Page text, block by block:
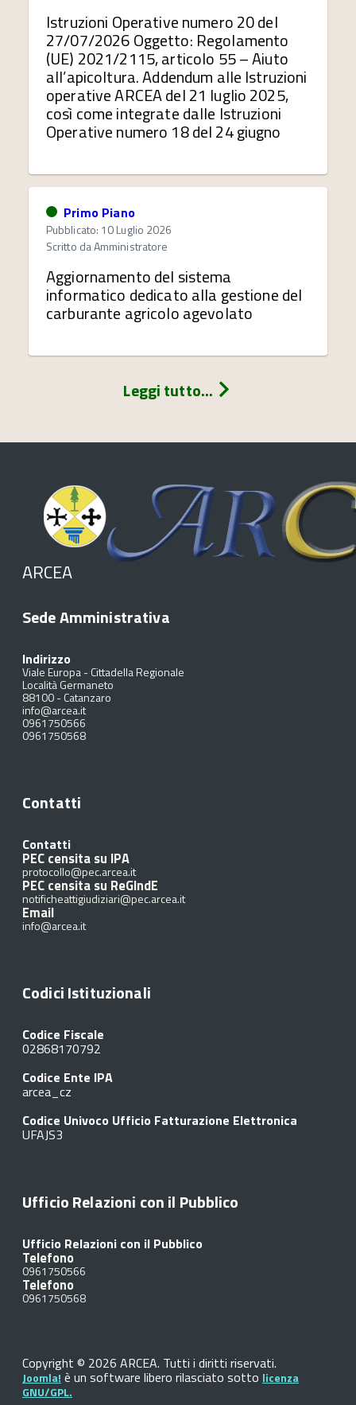
Istruzioni Operative numero 20 del
27/07/2026 Oggetto: Regolamento
(UE) 2021/2115, articolo 55 – Aiuto
all’apicoltura. Addendum alle Istruzioni
operative ARCEA del 21 luglio 2025,
così come integrate dalle Istruzioni
Operative numero 18 del 24 giugno
Primo Piano
Pubblicato: 10 Luglio 2026
Scritto daAmministratore
Aggiornamento del sistema
informatico dedicato alla gestione del
carburante agricolo agevolato
Leggi tutto...
ARCEA
Sede Amministrativa
Indirizzo
Viale Europa - Cittadella Regionale
Località Germaneto
88100-Catanzaro
info@arcea.it
0961750566
0961750568
Contatti
Contatti
PEC censita su IPA
protocollo@pec.arcea.it
PEC censita su ReGIndE
notificheattigiudiziari@pec.arcea.it
Email
info@arcea.it
Codici Istituzionali
Codice Fiscale
02868170792
Codice Ente IPA
arcea_cz
Codice Univoco Ufficio Fatturazione Elettronica
UFAJS3
Ufficio Relazioni con il Pubblico
Ufficio Relazioni con il Pubblico
Telefono
0961750566
Telefono
0961750568
Copyright © 2026 ARCEA. Tutti i diritti riservati.
Joomla! è un software libero rilasciato sotto licenza
GNU/GPL.